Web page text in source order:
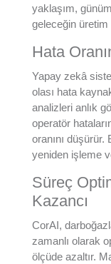
yaklaşım,
geleceğin üretim
Hata
Yapay zekâ
olası hata
analizleri anlık
operatör
oranını
yeniden işleme
Süreç
Kazancı
CorAI,
zamanlı olarak
ölçüde azaltır.